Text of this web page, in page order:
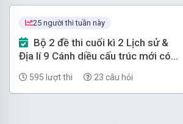
25 người thi tuần này
Địa lí 9 Cánh diều cấu trúc mới có
595 lượt thi 23 câu hỏi